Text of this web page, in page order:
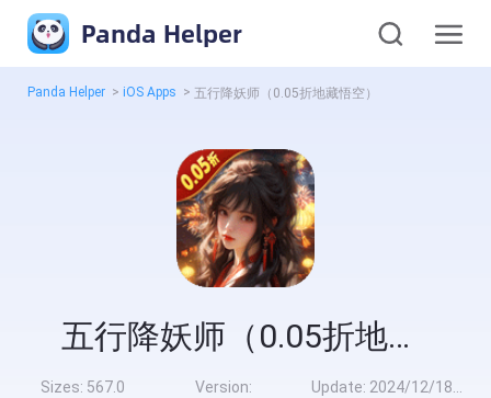
Panda Helper
Panda Helper > iOS Apps > 五行降妖师（0.05折地藏悟空）
五行降妖师（0.05折地藏悟空）
Sizes: 567.0 Version: Update: 2024/12/18 9:00:00